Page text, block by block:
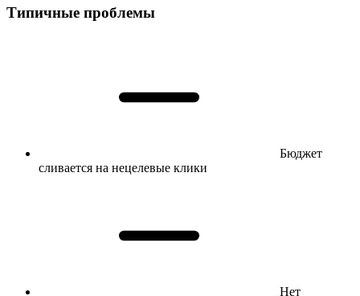
Типичные проблемы
Бюджет
сливается на нецелевые клики
Нет